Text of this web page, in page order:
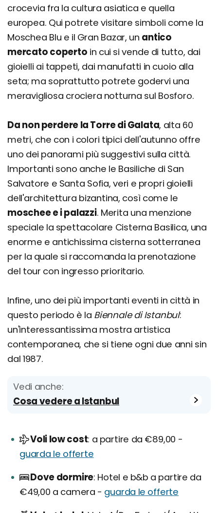
crocevia fra la cultura asiatica e quella
europea. Qui potrete visitare simboli come la
Moschea Blu e il Gran Bazar, un antico
mercato coperto in cui si vende di tutto, dai
gioielli ai tappeti, dai manufatti in cuoio alla
seta; ma soprattutto potrete godervi una
meravigliosa crociera notturna sul Bosforo.
Da non perdere la Torre di Galata, alta 60
metri, che con i colori tipici dell'autunno offre
uno dei panorami più suggestivi sulla città.
Importanti sono anche le Basiliche di San
Salvatore e Santa Sofia, veri e propri gioielli
dell'architettura bizantina, così come le
moschee e i palazzi. Merita una menzione
speciale la spettacolare Cisterna Basilica, una
enorme e antichissima cisterna sotterranea
per la quale si raccomanda la prenotazione
del tour con ingresso prioritario.
Infine, uno dei più importanti eventi in città in
questo periodo è la Biennale di Istanbul:
un'interessantissima mostra artistica
contemporanea, che si tiene ogni due anni sin
dal 1987.
Vedi anche:
Cosa vedere a Istanbul
Voli low cost a partire da €89,00 -
guarda le offerte
Dove dormire Hotel e b&b a partire da
€49,00 a camera - guarda le offerte